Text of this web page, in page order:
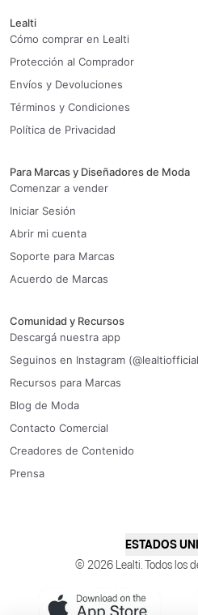
Lealti
Cómo comprar en Lealti
Protección al Comprador
Envíos y Devoluciones
Términos y Condiciones
Política de Privacidad
Para Marcas y Diseñadores de Moda
Comenzar a vender
Iniciar Sesión
Abrir mi cuenta
Soporte para Marcas
Acuerdo de Marcas
Comunidad y Recursos
Descargá nuestra app
Seguinos en Instagram
Recursos para Marcas
Blog de Moda
Contacto Comercial
Creadores de Contenido
Prensa
ESTADOS
© 2026 Lealti. Todos los